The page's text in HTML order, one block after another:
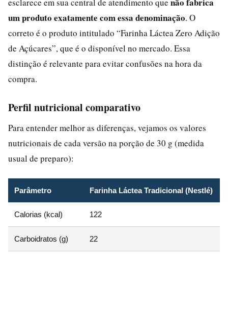
um produto exatamente com essa denominação. O
correto é o produto intitulado “Farinha Láctea Zero Adição
de Açúcares”, que é o disponível no mercado. Essa
distinção é relevante para evitar confusões na hora da
compra.
Perfil nutricional comparativo
Para entender melhor as diferenças, vejamos os valores
nutricionais de cada versão na porção de 30 g (medida
usual de preparo):
Parâmetro Farinha Láctea Tradicional (Nestlé)
Calorias (kcal) 122
Carboidratos (g) 22